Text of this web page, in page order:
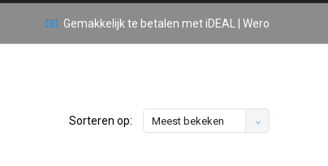
Gemakkelijk te betalen met iDEAL | Wero
Sorteren op: Meest bekeken